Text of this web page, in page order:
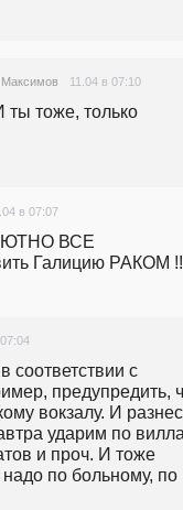
Максимов 11.04 в 07:10
тоже, только
в 07:07
ВСЕ
Галицию РАКОМ
соответствии с
предупредить,
вокзалу. И
ударим по
и проч. И тоже
по больному, по